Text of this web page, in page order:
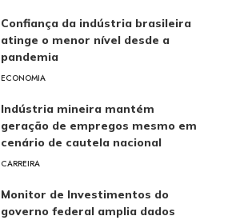
Confiança da indústria brasileira
atinge o menor nível desde a
pandemia
ECONOMIA
Indústria mineira mantém
geração de empregos mesmo em
cenário de cautela nacional
CARREIRA
Monitor de Investimentos do
governo federal amplia dados